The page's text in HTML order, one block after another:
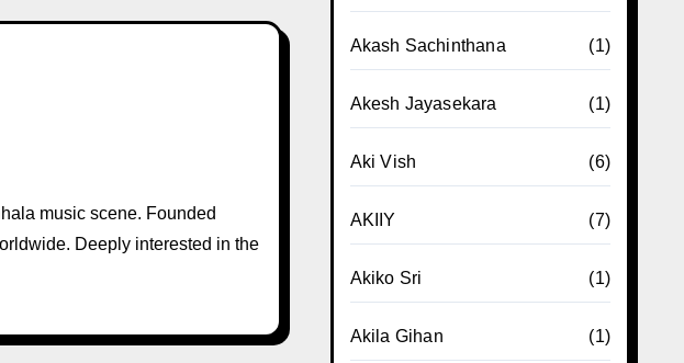
music scene. Founded
Deeply interested in the
Akash Sachinthana (1)
Akesh Jayasekara (1)
Aki Vish (6)
AKIIY (7)
Akiko Sri (1)
Akila Gihan (1)